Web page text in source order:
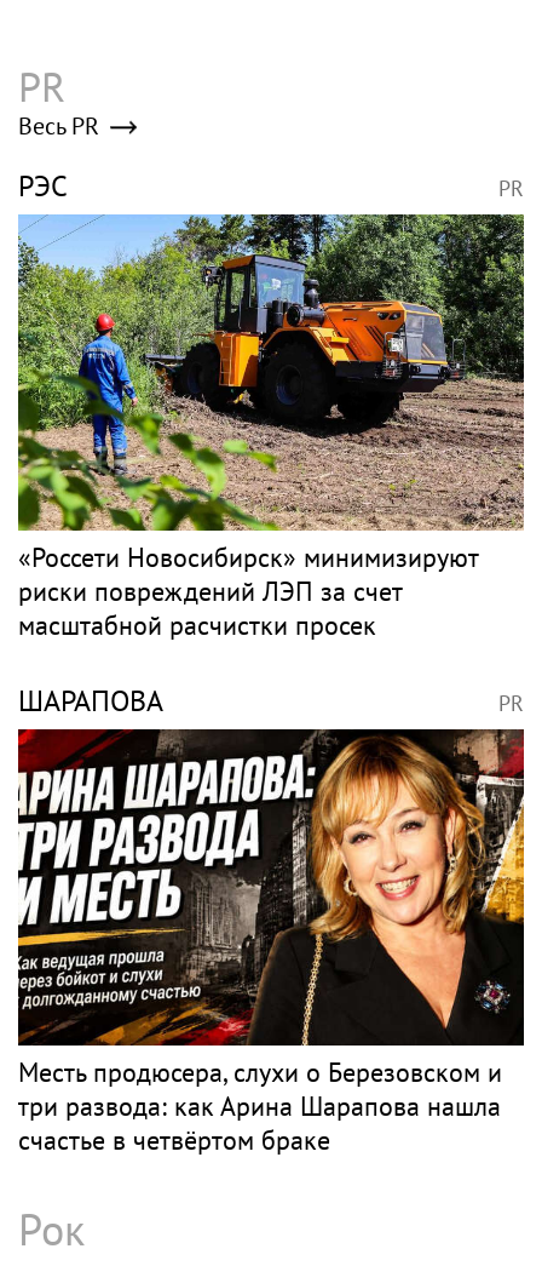
Корейский
исполнитель песен Цоя
Сон Вон Соп захотел
пожить в Нижнем
Новгороде
Певицу Жанну
Агузарову заметили на
отдыхе в загородном
отеле с 22-летним
другом
Несчастный случай или
чужие руки: СК сузил
загадку Усольцевых до
двух версий
Нюша, Губерниев,
Голден. Звёздные гости
«Дня физкультурника»
в Москве
Здоровье в России и
мире
PR
Весь PR
РЭС PR